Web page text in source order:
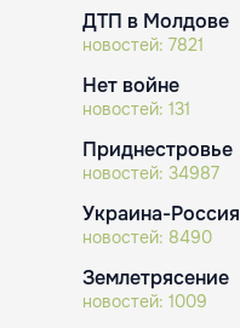
ДТП в Молдове
новостей: 7821
Нет войне
новостей: 131
Приднестровье
новостей: 34987
Украина-Россия
новостей: 8490
Землетрясение
новостей: 1009